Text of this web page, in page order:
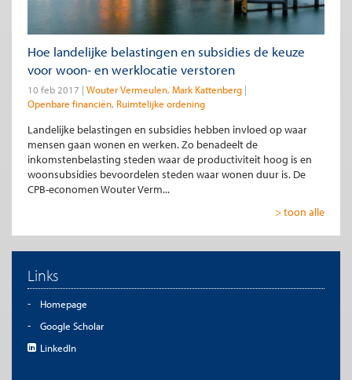
Hoe landelijke belastingen en subsidies de keuze
voor woon- en werklocatie verstoren
10 feb 2017 Wouter Vermeulen Mark Kattenberg
Openbare financiën Ruimtelijke ordening
Landelijke belastingen en subsidies hebben invloed op waar
mensen gaan wonen en werken. Zo benadeelt de
inkomstenbelasting steden waar de productiviteit hoog is en
woonsubsidies bevoordelen steden waar wonen duur is. De
CPB-economen Wouter Verm...
> toon alle
Links
Homepage
Google Scholar
LinkedIn